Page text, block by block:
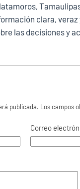
clara,
las decisiones y
publicada. Los campos
Correo